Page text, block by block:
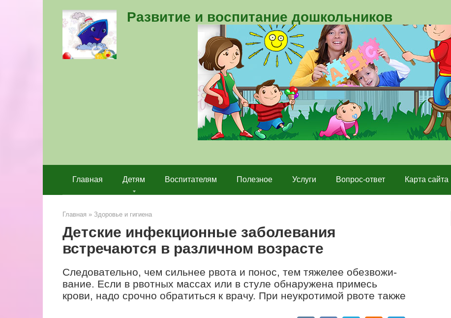
Развитие и воспитание дошкольников
Главная Детям Воспитателям Полезное Услуги Вопрос-ответ Карта сайта
Главная » Здоровье и гигиена
Детские инфекционные заболевания
встречаются в различном возрасте
Следователь­но, чем сильнее рвота и понос, тем тяжелее обезвожи­
вание. Если в рвотных массах или в стуле обнаружена примесь
крови, надо срочно обратиться к врачу. При неукротимой рвоте также